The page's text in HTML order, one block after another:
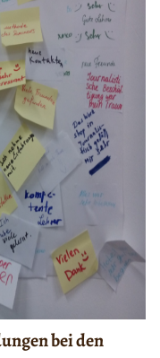
bei den